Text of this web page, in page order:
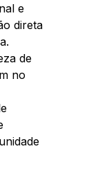
e
direta
de
no